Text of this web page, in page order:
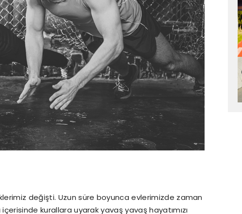
değişti. Uzun süre boyunca evlerimizde zaman
içerisinde kurallara uyarak yavaş yavaş hayatımızı